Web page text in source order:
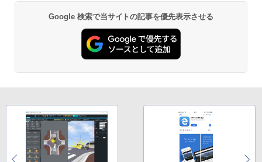
Google 検索で当サイトの記事を優先表示させる